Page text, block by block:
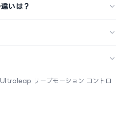
いは？
Ultraleap リープモーション コントロ